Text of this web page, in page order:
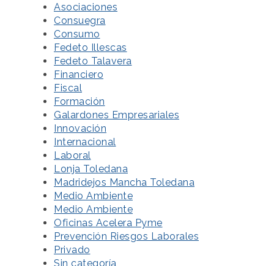
Asociaciones
Consuegra
Consumo
Fedeto Illescas
Fedeto Talavera
Financiero
Fiscal
Formación
Galardones Empresariales
Innovación
Internacional
Laboral
Lonja Toledana
Madridejos Mancha Toledana
Medio Ambiente
Medio Ambiente
Oficinas Acelera Pyme
Prevención Riesgos Laborales
Privado
Sin categoría